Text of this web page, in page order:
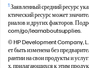
1 Заявленный средний ресурс
ктический ресурс может
риалов и других факторов.
com/go/learnaboutsupplies.
© HP Development Company,
ет быть изменена без
рантии на свои продукты и
х, прилагающихся к этим